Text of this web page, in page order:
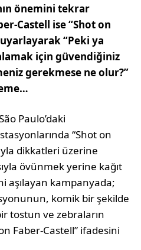
önemini tekrar
Castell ise “Shot on
“Peki ya
için güvendiğiniz
gerekmese ne olur?”
Paulo’daki
“Shot on
dikkatleri üzerine
övünmek yerine kağıt
aşılayan kampanyada;
komik bir şekilde
tostun ve zebraların
Faber-Castell” ifadesini